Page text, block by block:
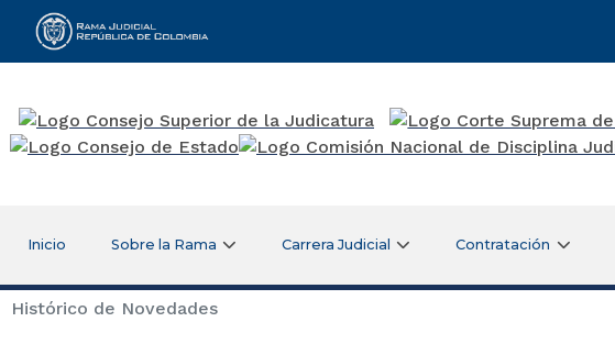
Rama Judicial
Inicio Sobre la Rama Carrera Judicial Contratación
Histórico de Novedades